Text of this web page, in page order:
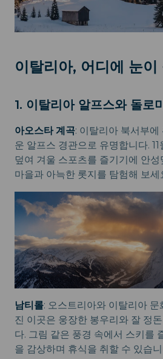
이탈리아, 어디에 눈이
1. 이탈리아 알프스와 돌로
아오스타 계곡: 이탈리아 북서부
운 알프스 경관으로 유명합니다.
덮여 겨울 스포츠를 즐기기에 안
마을과 아늑한 롯지를 탐험해 보세
남티롤: 오스트리아와 이탈리아
진 이곳은 웅장한 봉우리와 잘 정
다. 그림 같은 풍경 속에서 스키를
을 감상하며 휴식을 취할 수 있습